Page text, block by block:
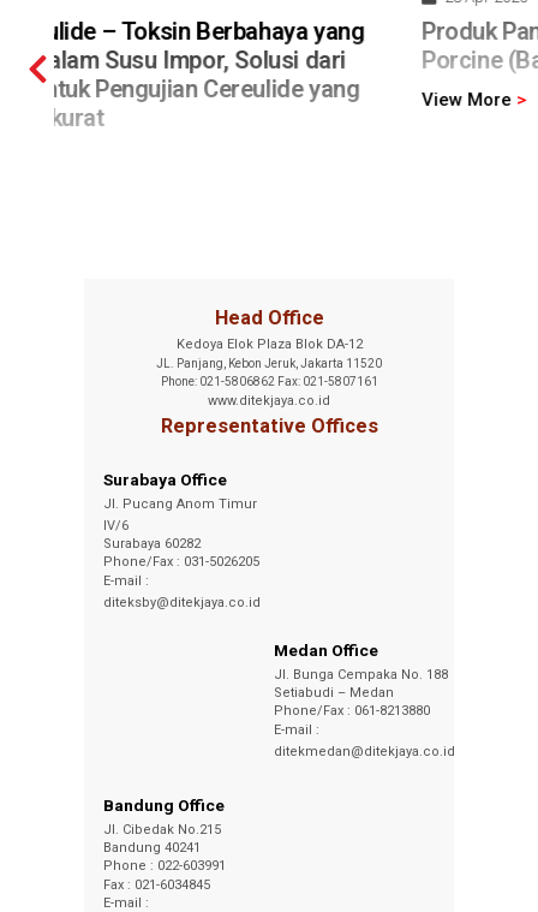
Produk Pangan Olahan mengandung
Porcine (Babi) – Bagaimana Cara Ujinya ?
View More>
Head Office
Kedoya Elok Plaza Blok DA-12
JL. Panjang, Kebon Jeruk, Jakarta 11520
Phone: 021-5806862 Fax: 021-5807161
www.ditekjaya.co.id
Representative Offices
Surabaya Office
Jl. Pucang Anom Timur
IV/6
Surabaya 60282
Phone/Fax : 031-5026205
E-mail :
diteksby@ditekjaya.co.id
Medan Office
Jl. Bunga Cempaka No. 188
Setiabudi – Medan
Phone/Fax : 061-8213880
E-mail :
ditekmedan@ditekjaya.co.id
Bandung Office
Jl. Cibedak No.215
Bandung 40241
Phone : 022-603991
Fax : 021-6034845
E-mail :